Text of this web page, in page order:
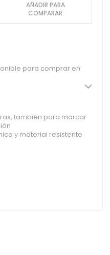
AÑADIR PARA
COMPARAR
para comprar en
también para marcar
y material resistente